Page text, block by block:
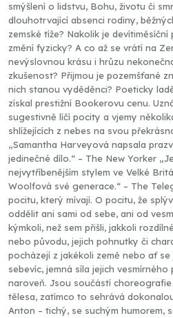
smýšlení o lidstvu, Bohu, životu či
dlouhotrvající absenci rodiny,
zemské tíže? Nakolik je
změní fyzicky? A co až se vrátí na
nevýslovnou krásu i hrůzu
zkušenost? Přijmou je pozemšťané
nich stanou vyděděnci? Poeticky
získal prestižní Bookerovu cenu.
sugestivně líčí pocity a vjemy
shlížejících z nebes na svou
„Samantha Harveyová napsala
jedinečné dílo.“ – The New Yorker
nejvytříbenějším stylem ve Velké
Woolfová své generace.“ – The
pocitu, který mívají. O pocitu, že
oddělit ani sami od sebe, ani od
kýmkoli, než sem přišli, jakkoli
nebo původu, jejich pohnutky či
pocházejí z jakékoli země nebo ať
sebevíc, jemná síla jejich
naroveň. Jsou součástí
tělesa, zatímco to sehrává
Anton – tichý, se suchým humorem,